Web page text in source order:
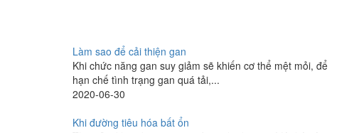
Làm sao để cải thiện gan
Khi chức năng gan suy giảm sẽ khiến cơ thể mệt mỏi, để
hạn chế tình trạng gan quá tải,...
2020-06-30
Khi đường tiêu hóa bất ổn